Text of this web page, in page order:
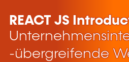
REACT JS
-übergreifende